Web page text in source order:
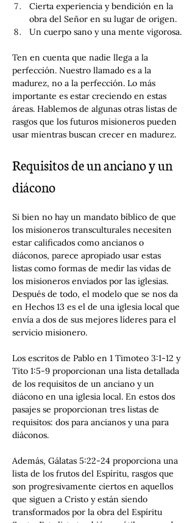
Cierta experiencia y bendición en la
obra del Señor en su lugar de origen.
Un cuerpo sano y una mente vigorosa.
Ten en cuenta que nadie llega a la
perfección. Nuestro llamado es a la
madurez, no a la perfección. Lo más
importante es estar creciendo en estas
áreas. Hablemos de algunas otras listas de
rasgos que los futuros misioneros pueden
usar mientras buscan crecer en madurez.
Requisitos de un anciano y un
diácono
Si bien no hay un mandato bíblico de que
los misioneros transculturales necesiten
estar calificados como ancianos o
diáconos, parece apropiado usar estas
listas como formas de medir las vidas de
los misioneros enviados por las iglesias.
Después de todo, el modelo que se nos da
en Hechos 13 es el de una iglesia local que
envía a dos de sus mejores líderes para el
servicio misionero.
Los escritos de Pablo en 1 Timoteo 3:1-12 y
Tito 1:5-9 proporcionan una lista detallada
de los requisitos de un anciano y un
diácono en una iglesia local. En estos dos
pasajes se proporcionan tres listas de
requisitos: dos para ancianos y una para
diáconos.
Además, Gálatas 5:22-24 proporciona una
lista de los frutos del Espíritu, rasgos que
son progresivamente ciertos en aquellos
que siguen a Cristo y están siendo
transformados por la obra del Espíritu